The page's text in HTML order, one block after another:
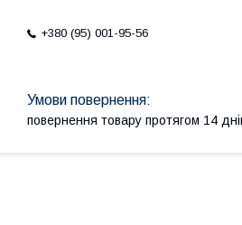
+380 (95) 001-95-56
повернення товару протягом 14